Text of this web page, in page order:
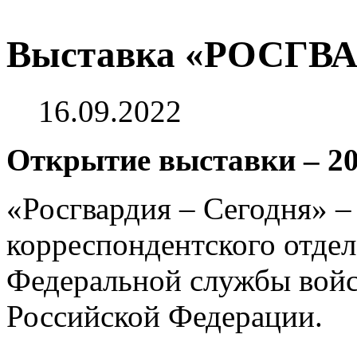
Выставка
16.09.2022
Открытие выставки –
«Росгвардия – Сегодня»
корреспондентского
Федеральной службы
Российской Федерации.